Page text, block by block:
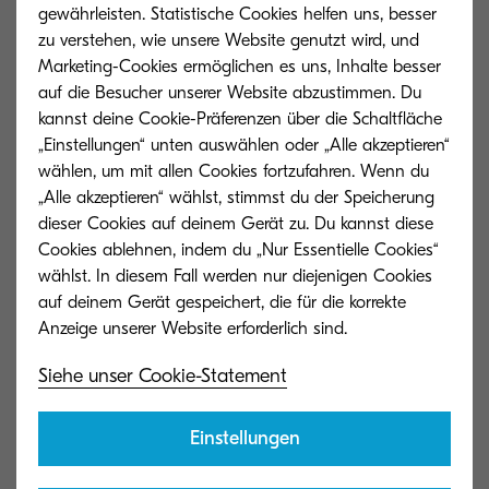
250317_PM_Kyocera für German Brand Award 2025
nominiert.pdf (250317_PM_Kyocera für German Brand
Award 2025 nominiert.pdf)
66 KB | PDF
Über Kyocera Document Solutions Deutschland
Kyocera Document Solutions Deutschland ist ein
Inc., einem weltweit führenden Anbieter im
Bereich Informations- und
gewährleisten. Statistische Cookies helfen uns, besser
zu verstehen, wie unsere Website genutzt wird, und
Marketing-Cookies ermöglichen es uns, Inhalte besser
auf die Besucher unserer Website abzustimmen. Du
kannst deine Cookie-Präferenzen über die Schaltfläche
„Einstellungen“ unten auswählen oder „Alle akzeptieren“
wählen, um mit allen Cookies fortzufahren. Wenn du
„Alle akzeptieren“ wählst, stimmst du der Speicherung
dieser Cookies auf deinem Gerät zu. Du kannst diese
Cookies ablehnen, indem du „Nur Essentielle Cookies“
wählst. In diesem Fall werden nur diejenigen Cookies
auf deinem Gerät gespeichert, die für die korrekte
Siehe unser Cookie-Statement
Einstellungen